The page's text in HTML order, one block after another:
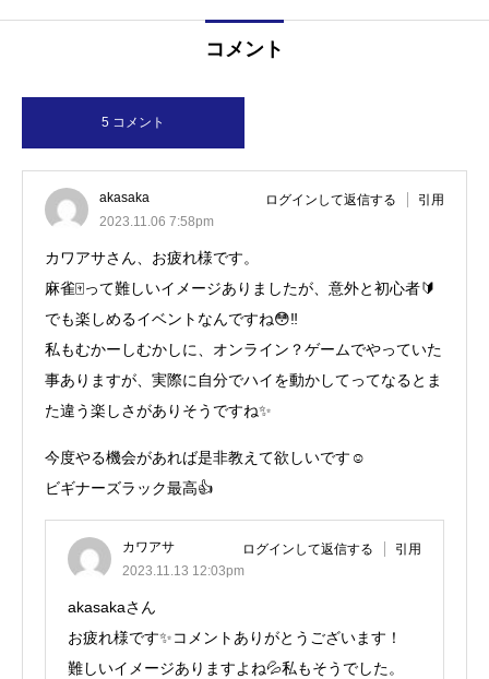
コメント
5 コメント
akasaka
2023.11.06 7:58pm
ログインして返信する 引用
カワアサさん、お疲れ様です。
麻雀🀄って難しいイメージありましたが、意外と初心者🔰
でも楽しめるイベントなんですね😳‼️
私もむかーしむかしに、オンライン？ゲームでやっていた
事ありますが、実際に自分でハイを動かしてってなるとま
た違う楽しさがありそうですね✨️
今度やる機会があれば是非教えて欲しいです☺️
ビギナーズラック最高👍
カワアサ
2023.11.13 12:03pm
ログインして返信する 引用
akasakaさん
お疲れ様です✨コメントありがとうございます！
難しいイメージありますよね💦私もそうでした。